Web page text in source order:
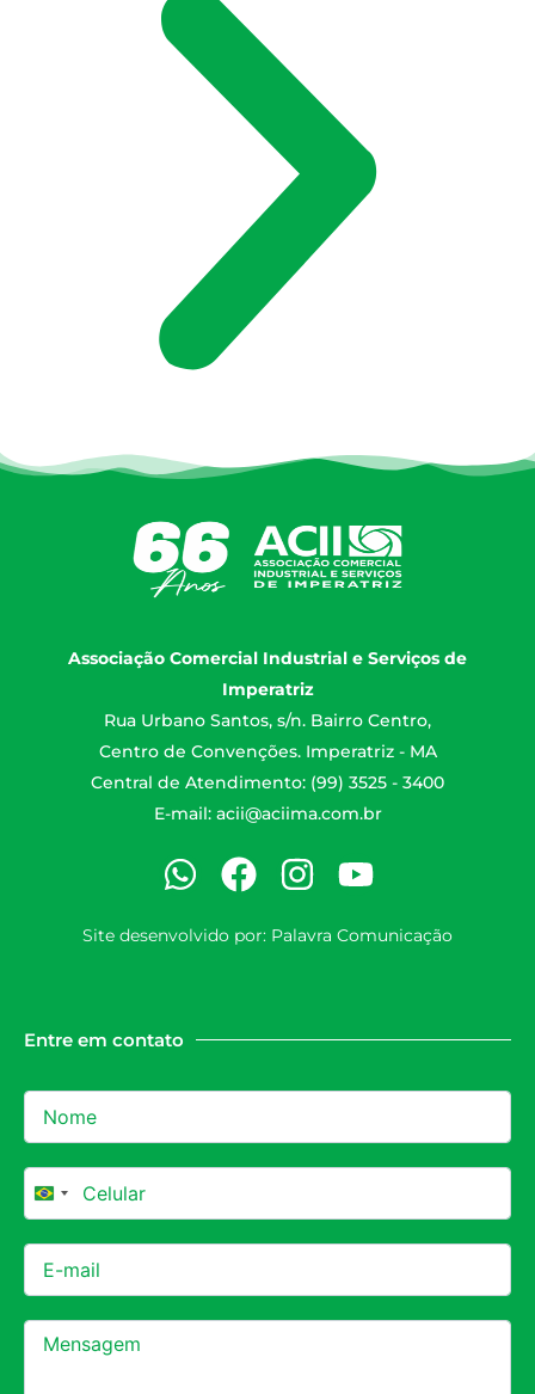
Associação Comercial Industrial e Serviços de
Imperatriz
Rua Urbano Santos, s/n. Bairro Centro,
Centro de Convenções. Imperatriz - MA
Central de Atendimento: (99) 3525 - 3400
E-mail: acii@aciima.com.br
Site desenvolvido por: Palavra Comunicação
Entre em contato
Brazil +55